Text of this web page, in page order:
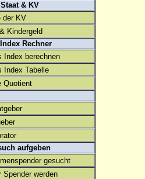
& KV
der KV
Kindergeld
Rechner
Index berechnen
Index Tabelle
Quotient
aufgeben
gesucht
Spender werden